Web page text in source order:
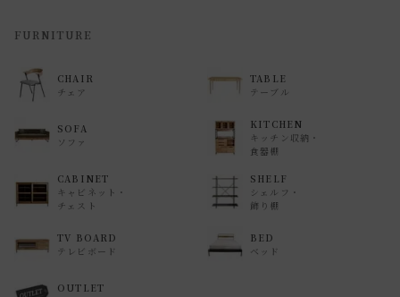
返品・交換について
ご覧ください。
FURNITURE
CHAIR
チェア
TABLE
テーブル
SOFA
ソファ
KITCHEN
キッチン収納・
食器棚
CABINET
キャビネット・
チェスト
SHELF
シェルフ・
飾り棚
TV BOARD
テレビボード
BED
ベッド
OUTLET